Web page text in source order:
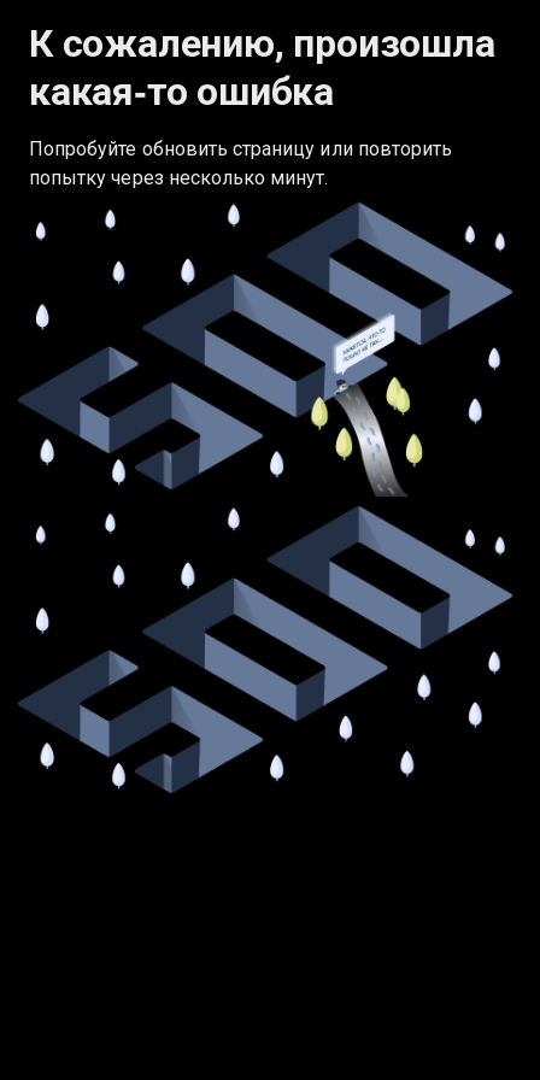
К сожалению, произошла
какая‑то ошибка
Попробуйте обновить страницу или повторить
попытку через несколько минут.